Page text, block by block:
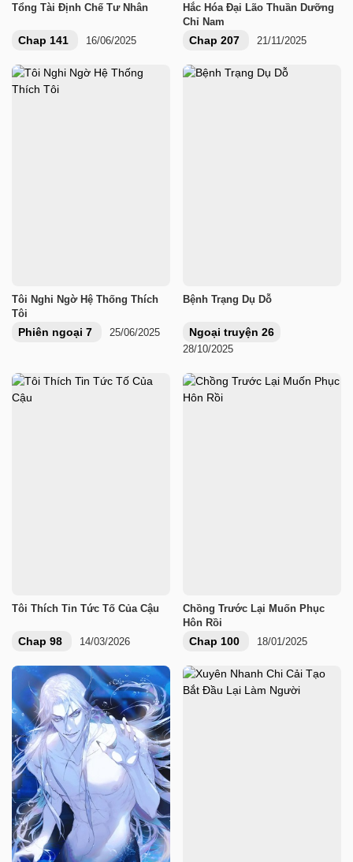
Tổng Tài Định Chế Tư Nhân
Chap 141 16/06/2025
Hắc Hóa Đại Lão Thuần Dưỡng
Chỉ Nam
Chap 207 21/11/2025
Tôi Nghi Ngờ Hệ Thống Thích
Tôi
Phiên ngoại 7 25/06/2025
Bệnh Trạng Dụ Dỗ
Ngoại truyện 26
28/10/2025
Tôi Thích Tin Tức Tố Của Cậu
Chap 98 14/03/2026
Chồng Trước Lại Muốn Phục
Hôn Rồi
Chap 100 18/01/2025